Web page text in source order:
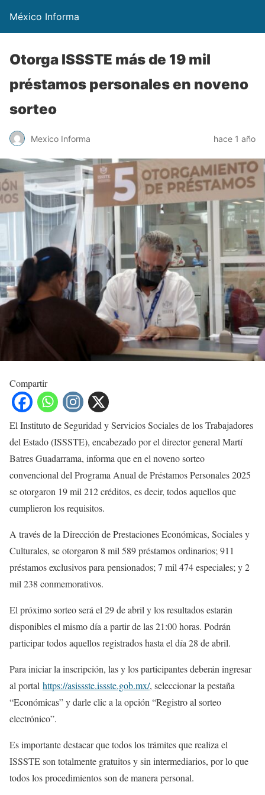
México Informa
Otorga ISSSTE más de 19 mil
préstamos personales en noveno
sorteo
Mexico Informa hace 1 año
Compartir
El Instituto de Seguridad y Servicios Sociales de los Trabajadores
del Estado (ISSSTE), encabezado por el director general Martí
Batres Guadarrama, informa que en el noveno sorteo
convencional del Programa Anual de Préstamos Personales 2025
se otorgaron 19 mil 212 créditos, es decir, todos aquellos que
cumplieron los requisitos.
A través de la Dirección de Prestaciones Económicas, Sociales y
Culturales, se otorgaron 8 mil 589 préstamos ordinarios; 911
préstamos exclusivos para pensionados; 7 mil 474 especiales; y 2
mil 238 conmemorativos.
El próximo sorteo será el 29 de abril y los resultados estarán
disponibles el mismo día a partir de las 21:00 horas. Podrán
participar todos aquellos registrados hasta el día 28 de abril.
Para iniciar la inscripción, las y los participantes deberán ingresar
al portal https://asissste.issste.gob.mx/, seleccionar la pestaña
“Económicas” y darle clic a la opción “Registro al sorteo
electrónico”.
Es importante destacar que todos los trámites que realiza el
ISSSTE son totalmente gratuitos y sin intermediarios, por lo que
todos los procedimientos son de manera personal.